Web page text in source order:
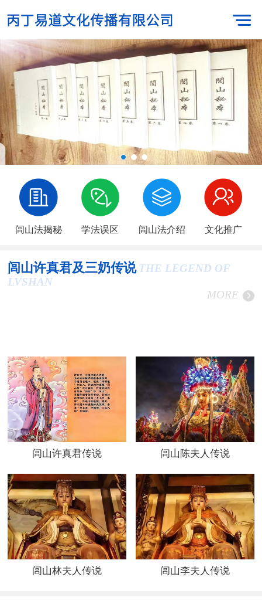
闾山法揭秘 学法误区 闾山法介绍 文化推广
闾山许真君及三奶传说 THE LEGEND OF
LVSHAN
MORE
闾山许真君传说 闾山陈夫人传说
闾山林夫人传说 闾山李夫人传说